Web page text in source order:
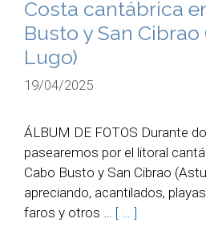
Costa cantábrica
Busto y San
Lugo)
19/04/2025
ÁLBUM DE FOTOS Durante
pasearemos por el litoral
Cabo Busto y San Cibrao
apreciando, acantilados,
faros y otros … [ … ]